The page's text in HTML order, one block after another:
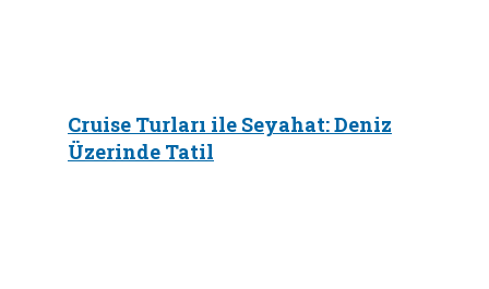
Cruise Turları ile Seyahat: Deniz
Üzerinde Tatil